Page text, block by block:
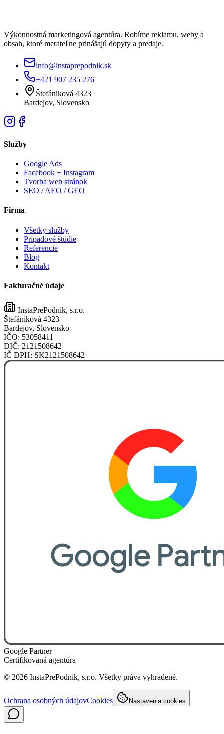
Výkonnostná marketingová agentúra. Robíme reklamu, weby a
obsah, ktoré merateľne prinášajú dopyty a predaje.
info@instaprepodnik.sk
+421 907 235 276
Štefániková 4323
Bardejov, Slovensko
Služby
Google Ads
Facebook + Instagram
Tvorba web stránok
SEO / AEO / GEO
Firma
Všetky služby
Prípadové štúdie
Referencie
Blog
Kontakt
Fakturačné údaje
InstaPrePodnik, s.r.o.
Štefániková 4323
Bardejov, Slovensko
IČO: 53058411
DIČ: 2121508642
IČ DPH: SK2121508642
Google Partner
Certifikovaná agentúra
© 2026 InstaPrePodnik, s.r.o. Všetky práva vyhradené.
Ochrana osobných údajovCookies Nastavenia cookies